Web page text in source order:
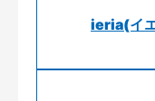
ieria(イ